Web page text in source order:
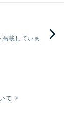
載していま
て